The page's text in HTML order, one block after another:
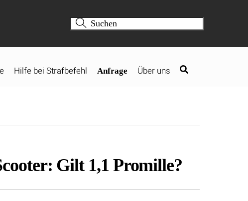
Hilfe bei Strafbefehl Anfrage Über uns
Gilt 1,1 Promille?